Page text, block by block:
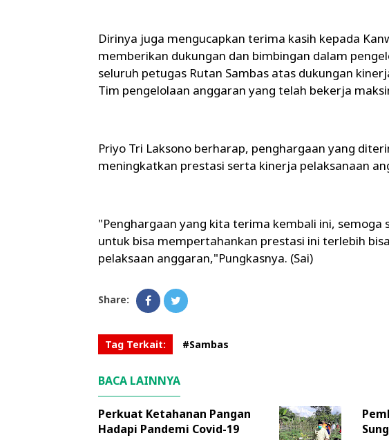
Dirinya juga mengucapkan terima kasih kepada
memberikan dukungan dan bimbingan dalam
seluruh petugas Rutan Sambas atas dukungan
Tim pengelolaan anggaran yang telah bekerja
Priyo Tri Laksono berharap, penghargaan yang
meningkatkan prestasi serta kinerja pelaksanaan
"Penghargaan yang kita terima kembali ini, semoga
untuk bisa mempertahankan prestasi ini terlebih
pelaksaan anggaran,"Pungkasnya. (Sai)
Share:
Tag Terkait: #Sambas
BACA LAINNYA
Perkuat Ketahanan Pangan
Hadapi Pandemi Covid-19